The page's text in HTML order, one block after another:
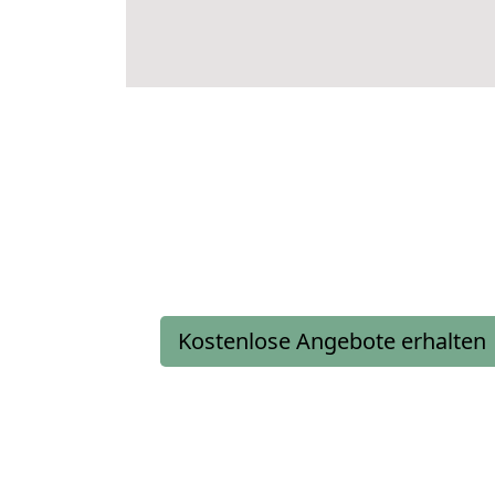
Kostenlose Angebote erhalten